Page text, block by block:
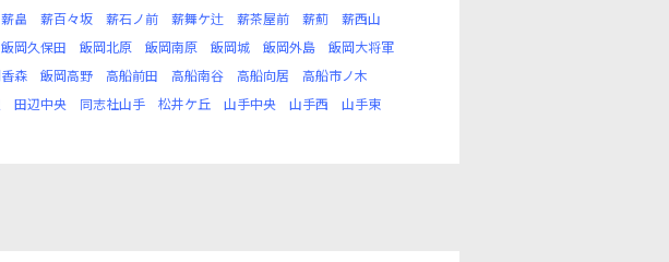
薪畠 薪百々坂 薪石ノ前 薪舞ケ辻 薪茶屋前 薪薊
薪西山
飯岡久保田 飯岡北原 飯岡南原 飯岡城 飯岡外島
飯岡大将軍
森 飯岡高野 高船前田 高船南谷 高船向居
高船市ノ木
田辺中央 同志社山手 松井ケ丘 山手中央 山手西
山手東